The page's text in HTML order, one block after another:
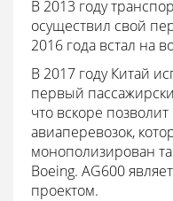
В 2013 году
осуществил свой
2016 года встал на
В 2017 году Китай
первый
что вскоре
авиаперевозок,
монополизирован
Boeing. AG600
проектом.